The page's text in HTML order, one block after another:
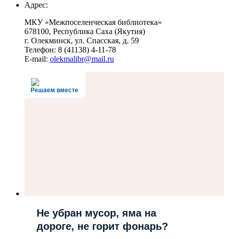
Адрес:
МКУ «Межпоселенческая библиотека»
678100, Республика Саха (Якутия)
г. Олекминск, ул. Спасская, д. 59
Телефон: 8 (41138) 4-11-78
E-mail: olekmalibr@mail.ru
Решаем вместе
Не убран мусор, яма на
дороге, не горит фонарь?